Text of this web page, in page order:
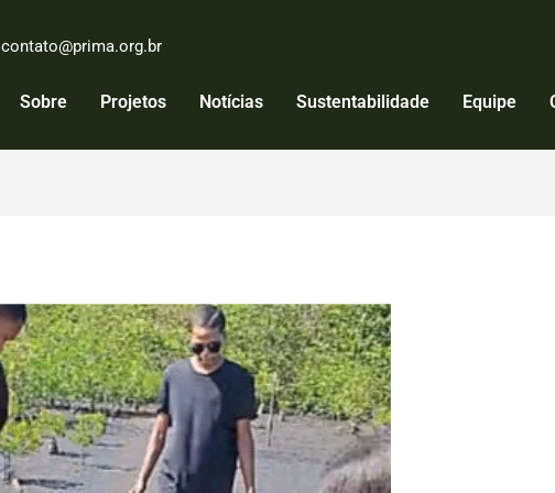
contato@prima.org.br
Sobre Projetos Notícias Sustentabilidade Equipe